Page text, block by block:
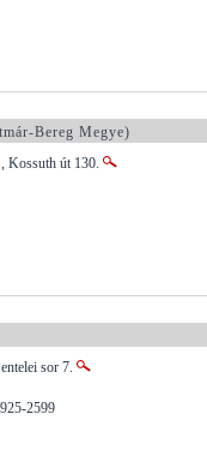
Bereg Megye)
Kossuth út 130.
sor 7.
2599